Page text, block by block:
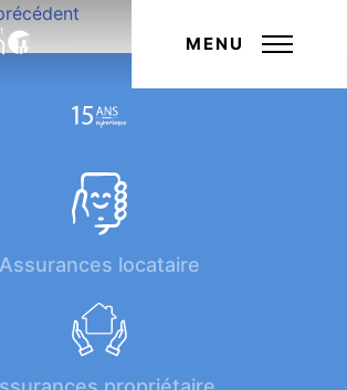
MENU
Assurances locataire